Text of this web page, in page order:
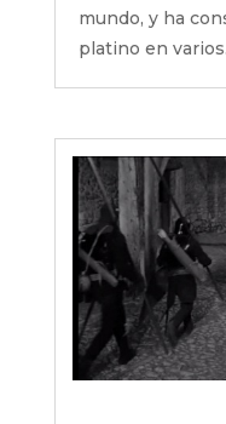
mundo, y ha
platino en